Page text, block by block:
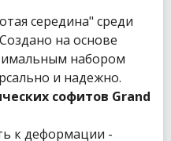
середина" среди
на основе
набором
и надежно.
софитов Grand
к деформации -